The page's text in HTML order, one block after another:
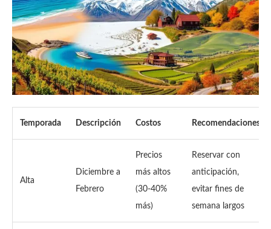
Temporada Descripción Costos Recomendaciones
Alta
Diciembre a
Febrero
Precios
más altos
(30-40%
más)
Reservar con
anticipación,
evitar fines de
semana largos